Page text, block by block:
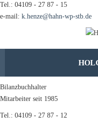
Tel.: 04109 - 27 87 - 15
e-mail: k.henze@hahn-wp-stb.de
Bilanzbuchhalter
Mitarbeiter seit 1985
Tel.: 04109 - 27 87 - 12